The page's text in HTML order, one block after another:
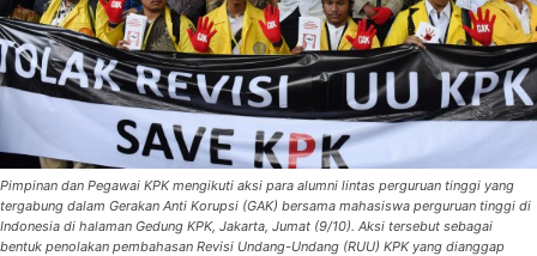
Pimpinan dan Pegawai KPK mengikuti aksi para alumni lintas perguruan tinggi yang
tergabung dalam Gerakan Anti Korupsi (GAK) bersama mahasiswa perguruan tinggi di
Indonesia di halaman Gedung KPK, Jakarta, Jumat (9/10). Aksi tersebut sebagai
bentuk penolakan pembahasan Revisi Undang-Undang (RUU) KPK yang dianggap